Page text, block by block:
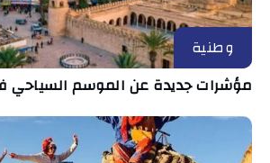
وطنية
مؤشرات جديدة عن الموسم